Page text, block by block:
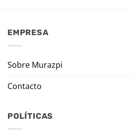
EMPRESA
Sobre Murazpi
Contacto
POLÍTICAS